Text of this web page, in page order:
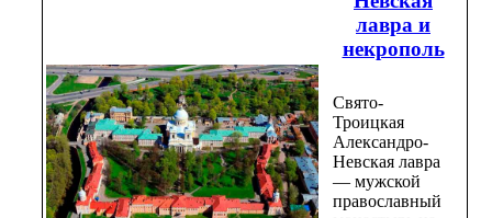
лавра и
некрополь
Свято-
Троицкая
Александро-
Невская лавра
— мужской
православный